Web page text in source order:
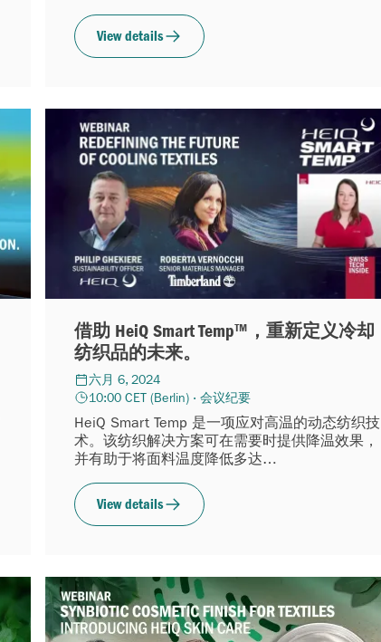
View details
借助 HeiQ Smart Temp™，重新定义冷却
纺织品的未来。
六月 6, 2024
10:00 CET (Berlin) · 会议纪要
HeiQ Smart Temp 是一项应对高温的动态纺织技
术。该纺织解决方案可在需要时提供降温效果，
并有助于将面料温度降低多达
View details